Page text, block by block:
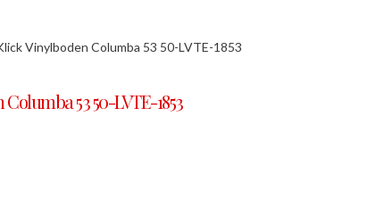
Vinylboden Columba 53 50-LVTE-1853
53 50-LVTE-1853